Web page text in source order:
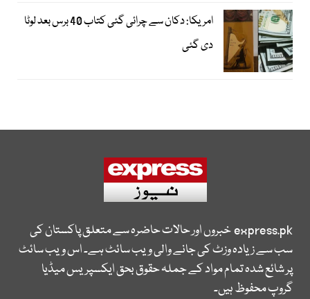
امریکا: دکان سے چرائی گئی کتاب 40 برس بعد لوٹا
دی گئی
express.pkخبروں اور حالات حاضرہ سے متعلق پاکستان کی
سب سے زیادہ وزٹ کی جانے والی ویب سائٹ ہے۔ اس ویب سائٹ
پر شائع شدہ تمام مواد کے جملہ حقوق بحق ایکسپریس میڈیا
گروپ محفوظ ہیں۔